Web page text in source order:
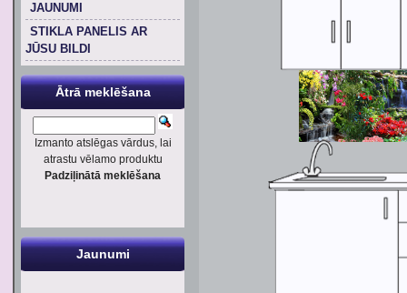
JAUNUMI
STIKLA PANELIS AR
JŪSU BILDI
Ātrā meklēšana
Izmanto atslēgas vārdus, lai
atrastu vēlamo produktu
Padziļinātā meklēšana
Jaunumi